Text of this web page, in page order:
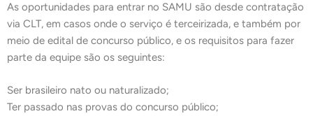
As oportunidades para entrar no SAMU são desde contratação
via CLT, em casos onde o serviço é terceirizada, e também por
meio de edital de concurso público, e os requisitos para fazer
parte da equipe são os seguintes:
Ser brasileiro nato ou naturalizado;
Ter passado nas provas do concurso público;